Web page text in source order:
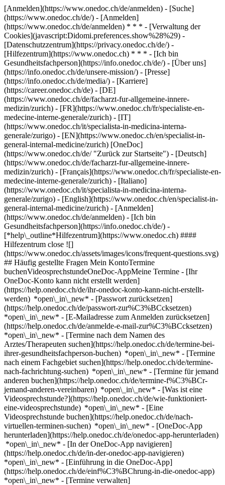
[Anmelden](https://www.onedoc.ch/de/anmelden) - [Suche]
(https://www.onedoc.ch/de/) - [Anmelden]
(https://www.onedoc.ch/de/anmelden) * * * - [Verwaltung der
Cookies](javascript:Didomi.preferences.show%28%29) -
[Datenschutzzentrum](https://privacy.onedoc.ch/de/) -
[Hilfezentrum](https://www.onedoc.ch) * * * - [Ich bin
Gesundheitsfachperson](https://info.onedoc.ch/de/) - [Über uns]
(https://info.onedoc.ch/de/unsere-mission/) - [Presse]
(https://info.onedoc.ch/de/media/) - [Karriere]
(https://career.onedoc.ch/de) - [DE]
(https://www.onedoc.ch/de/facharzt-fur-allgemeine-innere-
medizin/zurich) - [FR](https://www.onedoc.ch/fr/specialiste-en-
medecine-interne-generale/zurich) - [IT]
(https://www.onedoc.ch/it/specialista-in-medicina-interna-
generale/zurigo) - [EN](https://www.onedoc.ch/en/specialist-in-
general-internal-medicine/zurich) [OneDoc]
(https://www.onedoc.ch/de/ "Zurück zur Startseite") - [Deutsch]
(https://www.onedoc.ch/de/facharzt-fur-allgemeine-innere-
medizin/zurich) - [Français](https://www.onedoc.ch/fr/specialiste-en-
medecine-interne-generale/zurich) - [Italiano]
(https://www.onedoc.ch/it/specialista-in-medicina-interna-
generale/zurigo) - [English](https://www.onedoc.ch/en/specialist-in-
general-internal-medicine/zurich) - [Anmelden]
(https://www.onedoc.ch/de/anmelden) - [Ich bin
Gesundheitsfachperson](https://info.onedoc.ch/de/) -
[*help\_outline*Hilfezentrum](https://www.onedoc.ch) ####
Hilfezentrum close ![]
(https://www.onedoc.ch/assets/images/icons/frequent-questions.svg)
## Häufig gestellte Fragen Mein KontoTermine
buchenVideosprechstundeOneDoc-AppMeine Termine - [Ihr
OneDoc-Konto kann nicht erstellt werden]
(https://help.onedoc.ch/de/ihr-onedoc-konto-kann-nicht-erstellt-
werden) *open\_in\_new* - [Passwort zurücksetzen]
(https://help.onedoc.ch/de/passwort-zur%C3%BCcksetzen)
*open\_in\_new* - [E-Mailadresse zum Anmelden zurücksetzen]
(https://help.onedoc.ch/de/anmelde-e-mail-zur%C3%BCcksetzen)
*open\_in\_new* - [Termine nach dem Namen des
Arztes/Therapeuten suchen](https://help.onedoc.ch/de/termine-bei-
ihrer-gesundheitsfachperson-buchen) *open\_in\_new* - [Termine
nach einem Fachgebiet suchen](https://help.onedoc.ch/de/termine-
nach-fachrichtung-suchen) *open\_in\_new* - [Termine für jemand
anderen buchen](https://help.onedoc.ch/de/termine-f%C3%BCr-
jemand-anderen-vereinbaren) *open\_in\_new* - [Was ist eine
Videosprechstunde?](https://help.onedoc.ch/de/wie-funktioniert-
eine-videosprechstunde) *open\_in\_new* - [Eine
Videosprechstunde buchen](https://help.onedoc.ch/de/nach-
virtuellen-terminen-suchen) *open\_in\_new* - [OneDoc-App
herunterladen](https://help.onedoc.ch/de/onedoc-app-herunterladen)
*open\_in\_new* - [In der OneDoc-App navigieren]
(https://help.onedoc.ch/de/in-der-onedoc-app-navigieren)
*open\_in\_new* - [Einführung in die OneDoc-App]
(https://help.onedoc.ch/de/einf%C3%BChrung-in-die-onedoc-app)
*open\_in\_new* - [Termine verwalten](https://help.onedoc.ch/de/termine-verwalten) *open\_in\_new* - [Termine absagen](https://help.onedoc.ch/de/online-gebuchte-termine-absagen) *open\_in\_new* - [Ich erhalte keine Terminbestätigung](https://help.onedoc.ch/de/ich-erhalte-keine-terminbest%C3%A4tigung) *open\_in\_new* [Alle unsere Artikel anzeigen *open\_in\_new*](https://help.onedoc.ch/de/) close ## Ihre Suche bearbeiten ![Haus mit Pluszeichen, das anzeigt, dass eine Konsultation vor Ort möglich ist](https://www.onedoc.ch/assets/images/icons/on-site.svg) Vor Ort ![Kamera mit Play-Symbol, die anzeigt, dass eine Konsultation per Video aus der Ferne möglich ist](https://www.onedoc.ch/assets/images/icons/remote.svg) Virtuell Suche #### Fachrichtung #### Gesundheitsfachperson #### Einrichtung edit Facharzt für Allgemeine Innere Medizin in Zürich tune Filter Neue Patienten*keyboard\_arrow\_down* - Zugelassen*check\_circle* Gesprochene Sprachen*keyboard\_arrow\_down* - Albanisch*check\_circle* - Amharisch*check\_circle* - Arabisch*check\_circle* - Aserbaidschanisch*check\_circle* - Belarussisch*check\_circle* - Bosnisch*check\_circle* - Bulgarisch*check\_circle* - Chinesisch*check\_circle* - Deutsch*check\_circle* - Dänisch*check\_circle* - Englisch*check\_circle* - Finnisch*check\_circle* - Französisch*check\_circle* - Georgisch*check\_circle* - Griechisch*check\_circle* - Hebräisch*check\_circle* - Hindi*check\_circle* - Indonesisch*check\_circle* - Italienisch*check\_circle* - Japanisch*check\_circle* - Kroatisch*check\_circle* - Latein*check\_circle* - Litauisch*check\_circle* - Mazedonisch*check\_circle* - Moldavisch*check\_circle* - Niederländisch*check\_circle* - Norwegisch*check\_circle* - Paschtu*check\_circle* - Persisch*check\_circle* - Polnisch*check\_circle* - Portugiesisch*check\_circle* - Rumänisch*check\_circle* - Russisch*check\_circle* - Rätoromanisch*check\_circle* - Schwedisch*check\_circle* - Serbisch*check\_circle* - Slowakisch*check\_circle* - Spanisch*check\_circle* - Suaheli*check\_circle* - Tamil*check\_circle* - Tibetisch*check\_circle* - Tschechisch*check\_circle* - Türkisch*check\_circle* - Ukrainisch*check\_circle* - Ungarisch*check\_circle* Geschlecht*keyboard\_arrow\_down* - Weiblich*check\_circle* - Männlich*check\_circle* Netzwerk*keyboard\_arrow\_down* - IfA*check\_circle* - Amavita*check\_circle* - ZimDoc*check\_circle* - Hirslanden*check\_circle* - ASCA*check\_circle* - EMR*check\_circle* - ArgoMed*check\_circle* - mediX*check\_circle* - 1A-Hausärzte*check\_circle* - doccare*check\_circle* - DocNet Säuliamt*check\_circle* - hapmed*check\_circle* - zmed*check\_circle* - zu:care*check\_circle* - Zürcher Gesundheitsnetz*check\_circle* - Medbase*check\_circle* - hawa - Haus-und Kinderärzte*check\_circle* Verfügbarkeit*keyboard\_arrow\_down* - Heute*check\_circle* - In den nächsten 3 Tagen*check\_circle* - In den nächsten 7 Tagen*check\_circle* - In den nächsten 14 Tagen*check\_circle* # Facharzt für Allgemeine Innere Medizin in Zürich: Buchen Sie heute Ihren Termin online ## 211 Ergebnisse in Zürich [![Dr. med. Fabio Amurri, Facharzt für Allgemeine Innere Medizin in Zürich](https://assets.onedoc.ch/images/users/6f622009e477f97332f265058e0a9e7ec0a885aa677ca9c5cbc10ba6d0b16160-small.jpg "Dr. med. Fabio Amurri, Facharzt für Allgemeine Innere Medizin in Zürich")](https://www.onedoc.ch/de/facharzt-fur-allgemeine-innere-medizin/zurich/pcvts/dr-med-fabio-amurri) ### [Dr. med. Fabio Amurri](https://www.onedoc.ch/de/facharzt-fur-allgemeine-innere-medizin/zurich/pcvts/dr-med-fabio-amurri) ![Abzeichen, das ein verifiziertes Profil kennzeichnet](https://www.onedoc.ch/assets/images/icons/checkmark.svg) Facharzt für Allgemeine Innere Medizin [Arzthaus Zürich City](https://www.onedoc.ch/de/medizinisches-zentrum/zurich/eqxr/arzthaus-zurich-city) Lintheschergasse 3 8001 Zürich ![Patient mit Pluszeichen, der anzeigt, dass neue Patienten angenommen werden](https://www.onedoc.ch/assets/images/icons/new-patients.svg)Akzeptiert neue Patienten [Termin buchen](https://www.onedoc.ch/de/facharzt-fur-allgemeine-innere-medizin/zurich/pcvts/dr-med-fabio-amurri) Expertisen:[Arbeitsmedizinische Vorsorgeuntersuchung](https://www.onedoc.ch/de/arbeitsmedizinische-vorsorgeuntersuchung/zurich), [Hausärztlicher Notfall](https://www.onedoc.ch/de/hausarztlicher-notfall/zurich), [Holter EKG | Langzeit-EKG](https://www.onedoc.ch/de/holter-ekg-langzeit-ekg/zurich), [Langzeit-Blutdruck | 24h Blutdruckmessung](https://www.onedoc.ch/de/langzeit-blutdruck-24h-blutdruckmessung/zurich), [Verkehrsmedizinische Kontrolluntersuchung STUFE 1](https://www.onedoc.ch/de/verkehrsmedizinische-kontrolluntersuchung-stufe-1/zurich), [Impfberatung](https://www.onedoc.ch/de/impfberatung/zurich)Mehr anzeigen *chevron\_left* Mo. 03 Aug. *chevron\_right* Mehr Termine anzeigen *error\_outline* Beim Laden der Verfügbarkeiten ist ein Fehler aufgetreten [Erneut versuchen](https://www.onedoc.ch) Expertisen:[Arbeitsmedizinische Vorsorgeuntersuchung](https://www.onedoc.ch/de/arbeitsmedizinische-vorsorgeuntersuchung/zurich), [Hausärztlicher Notfall](https://www.onedoc.ch/de/hausarztlicher-notfall/zurich), [Holter EKG | Langzeit-EKG](https://www.onedoc.ch/de/holter-ekg-langzeit-ekg/zurich), [Langzeit-Blutdruck | 24h Blutdruckmessung](https://www.onedoc.ch/de/langzeit-blutdruck-24h-blutdruckmessung/zurich), [Verkehrsmedizinische Kontrolluntersuchung STUFE 1](https://www.onedoc.ch/de/verkehrsmedizinische-kontrolluntersuchung-stufe-1/zurich), [Impfberatung](https://www.onedoc.ch/de/impfberatung/zurich)Mehr anzeigen [![Dr. med. Peter Stedrak, Facharzt für Allgemeine Innere Medizin in Zürich](https://assets.onedoc.ch/images/users/2cfa8df02d55f1c248ea2110d819973d60e13e4afbf2304a837fa96d274bbe72-small.jpg "Dr. med. Peter Stedrak, Facharzt für Allgemeine Innere Medizin in Zürich")](https://www.onedoc.ch/de/facharzt-fur-allgemeine-innere-medizin/zurich/pc0kk/dr-med-peter-stedrak) ### [Dr. med. Peter Stedrak](https://www.onedoc.ch/de/facharzt-fur-allgemeine-innere-medizin/zurich/pc0kk/dr-med-peter-stedrak) ![Abzeichen, das ein verifiziertes Profil kennzeichnet](https://www.onedoc.ch/assets/images/icons/checkmark.svg) Facharzt für Allgemeine Innere Medizin [med-prime doctors ag](https://www.onedoc.ch/de/medizinische-praxis/zurich/ebd4z/med-prime-doctors-ag) Naphtastrasse 10 8005 Zürich ![Patient mit Pluszeichen, der anzeigt, dass neue Patienten angenommen werden](https://www.onedoc.ch/assets/images/icons/new-patients.svg)Akzeptiert neue Patienten [Termin buchen](https://www.onedoc.ch/de/facharzt-fur-allgemeine-innere-medizin/zurich/pc0kk/dr-med-peter-stedrak) Expertisen:[Verkehrsmedizinische Kontrolluntersuchung STUFE 2](https://www.onedoc.ch/de/verkehrsmedizinische-kontrolluntersuchung-stufe-2/zurich), [Blutentnahme für Check up | Blutanalyse für Check up](https://www.onedoc.ch/de/blutentnahme-fur-check-up-blutanalyse-fur-check-up/zurich), [Tauglichkeitsuntersuchung für das Sporttauchen](https://www.onedoc.ch/de/tauglichkeitsuntersuchung-fur-das-sporttauchen/zurich), [Elektrokardiogramm (EKG)](https://www.onedoc.ch/de/elektrokardiogramm-ekg/zurich)Mehr anzeigen Expertisen:[Verkehrsmedizinische Kontrolluntersuchung STUFE 2](https://www.onedoc.ch/de/verkehrsmedizinische-kontrolluntersuchung-stufe-2/zurich), [Blutentnahme für Check up | Blutanalyse für Check up](https://www.onedoc.ch/de/blutentnahme-fur-check-up-blutanalyse-fur-check-up/zurich), [Tauglichkeitsuntersuchung für das Sporttauchen](https://www.onedoc.ch/de/tauglichkeitsuntersuchung-fur-das-sporttauchen/zurich), [Elektrokardiogramm (EKG)](https://www.onedoc.ch/de/elektrokardiogramm-ekg/zurich)Mehr anzeigen [![Dr. med. Martina Barone, Hausärztin (Allgemeinmedizinerin) in Zürich](https://assets.onedoc.ch/images/users/f0d84be9023f935465c2a922e142c85852386d97b50a91e256f4de59a5a96d53-small.jpg "Dr. med. Martina Barone, Hausärztin (Allgemeinmedizinerin) in Zürich")](https://www.onedoc.ch/de/hausarztin-allgemeinmedizinerin/zurich/pc017/dr-med-martina-barone) ### [Dr. med. Martina Barone](https://www.onedoc.ch/de/hausarztin-allgemeinmedizinerin/zurich/pc017/dr-med-martina-barone) ![Abzeichen, das ein verifiziertes Profil kennzeichnet](https://www.onedoc.ch/assets/images/icons/checkmark.svg) [Hausärztin (Allgemeinmedizinerin)](https://www.onedoc.ch/de/hausarzt-allgemeinmedizin/zurich), Fachärztin für Allgemeine Innere Medizin [Arzthaus Zürich Stadelhofen](https://www.onedoc.ch/de/medizinisches-zentrum/zurich/ewil/arzthaus-zurich-stadelhofen) Goethestrasse 14 8001 Zürich ![Patient mit Pluszeichen, der anzeigt, dass neue Patienten angenommen werden](https://www.onedoc.ch/assets/images/icons/new-patients.svg)Akzeptiert neue Patienten [Termin buchen](https://www.onedoc.ch/de/hausarztin-allgemeinmedizinerin/zurich/pc017/dr-med-martina-barone) Expertisen:[Holter EKG | Langzeit-EKG](https://www.onedoc.ch/de/holter-ekg-langzeit-ekg/zurich), [Langzeit-Blutdruck | 24h Blutdruckmessung](https://www.onedoc.ch/de/langzeit-blutdruck-24h-blutdruckmessung/zurich), [Grippeimpfung](https://www.onedoc.ch/de/grippeimpfung/zurich), [Aktualisierung des Impfbuchs](https://www.onedoc.ch/de/aktualisierung-des-impfbuchs/zurich)Mehr anzeigen Expertisen:[Holter EKG | Langzeit-EKG](https://www.onedoc.ch/de/holter-ekg-langzeit-ekg/zurich), [Langzeit-Blutdruck | 24h Blutdruckmessung](https://www.onedoc.ch/de/langzeit-blutdruck-24h-blutdruckmessung/zurich), [Grippeimpfung](https://www.onedoc.ch/de/grippeimpfung/zurich), [Aktualisierung des Impfbuchs](https://www.onedoc.ch/de/aktualisierung-des-impfbuchs/zurich)Mehr anzeigen [![Dipl. Ärztin Irina Mayer, Hausärztin (Allgemeinmedizinerin) in Zürich](https://assets.onedoc.ch/images/users/59cc94014bcb72f175f814555856f84e651e1a16fdd540dfe51baa1159327ea1-small.jpg "Dipl. Ärztin Irina Mayer, Hausärztin (Allgemeinmedizinerin) in Zürich")](https://www.onedoc.ch/de/hausarztin-allgemeinmedizinerin/zurich/pctd9/dipl-arzt-irina-mayer) ### [Dipl. Ärztin Iri